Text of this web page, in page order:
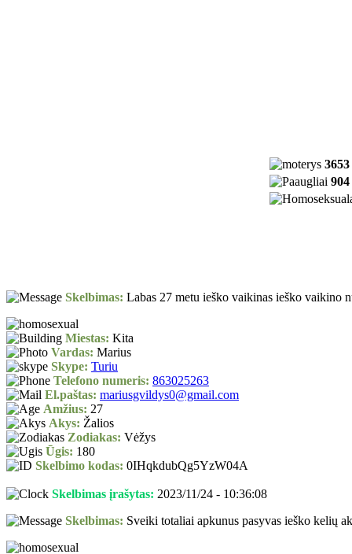
3653
904
Skelbimas: Labas 27 metu ieško vaikinas ieško vaikino
Miestas: Kita
Vardas: Marius
Skype: Turiu
Telefono numeris: 863025263
El.paštas: mariusgvildys0@gmail.com
Amžius: 27
Akys: Žalios
Zodiakas: Vėžys
Ūgis: 180
Skelbimo kodas: 0IHqkdubQg5YzW04A
Skelbimas įrašytas: 2023/11/24 - 10:36:08
Skelbimas: Sveiki totaliai apkunus pasyvas ieško kelių